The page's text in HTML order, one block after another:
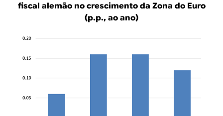
fiscal alemão no crescimento da Zona do Euro
(p.p., ao ano)